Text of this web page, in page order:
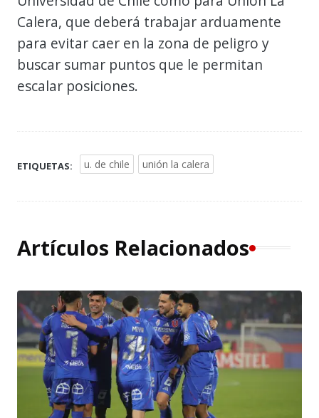
Calera, que deberá trabajar arduamente
para evitar caer en la zona de peligro y
buscar sumar puntos que le permitan
escalar posiciones.
ETIQUETAS: u. de chile unión la calera
Artículos Relacionados